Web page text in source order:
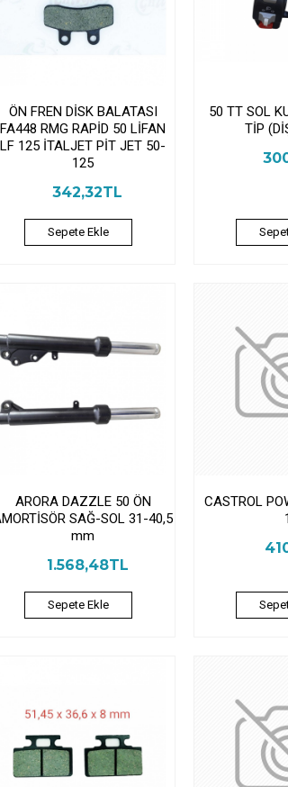
ÖN FREN DİSK BALATASI
FA448 RMG RAPİD 50 LİFAN
LF 125 İTALJET PİT JET 50-
125
342,32TL
Sepete Ekle
50 TT SOL
TİP
ARORA DAZZLE 50 ÖN
SAĞ-SOL 31-40,5
mm
1.568,48TL
Sepete Ekle
CASTROL